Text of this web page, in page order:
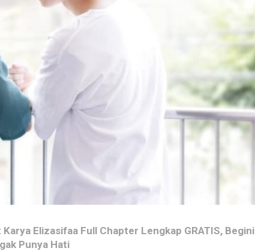
Elizasifaa Full Chapter Lengkap GRATIS, Begini
Punya Hati